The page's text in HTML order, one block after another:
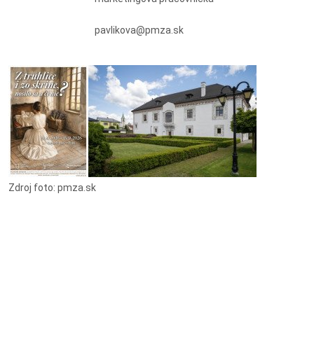
pavlikova@pmza.sk
Zdroj foto: pmza.sk